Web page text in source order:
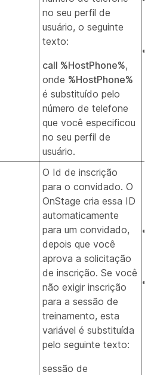
no seu perfil de
usuário, o seguinte
texto:
call %HostPhone%,
onde %HostPhone%
é substituído pelo
número de telefone
que você especificou
no seu perfil de
usuário.
O Id de inscrição
para o convidado. O
OnStage cria essa ID
automaticamente
para um convidado,
depois que você
aprova a solicitação
de inscrição. Se você
não exigir inscrição
para a sessão de
treinamento, esta
variável é substituída
pelo seguinte texto:
sessão de